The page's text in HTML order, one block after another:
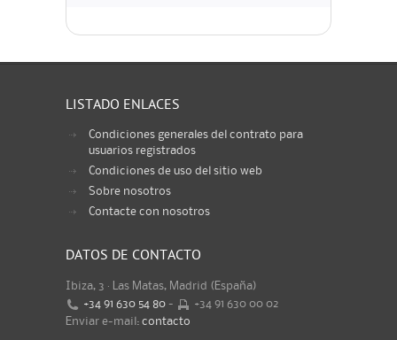
LISTADO ENLACES
Condiciones generales del contrato para
usuarios registrados
Condiciones de uso del sitio web
Sobre nosotros
Contacte con nosotros
DATOS DE CONTACTO
Ibiza, 3 · Las Matas, Madrid (España)
+34 91 630 54 80 -
+34 91 630 00 02
Enviar e-mail: contacto